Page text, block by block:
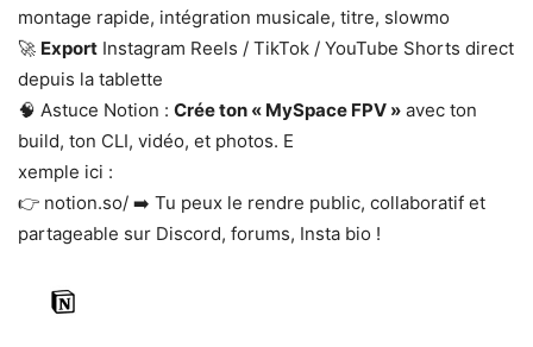
montage rapide, intégration musicale, titre, slowmo
🚀 Export Instagram Reels / TikTok / YouTube Shorts direct
depuis la tablette
🧠 Astuce Notion : Crée ton « MySpace FPV » avec ton
build, ton CLI, vidéo, et photos. E
xemple ici :
👉 notion.so/ ➡️ Tu peux le rendre public, collaboratif et
partageable sur Discord, forums, Insta bio !